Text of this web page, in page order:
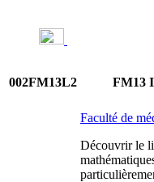
002FM13L2 FM13
Faculté de
Découvrir le